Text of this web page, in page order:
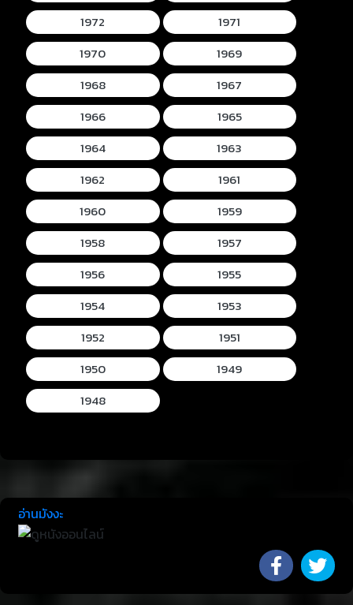
1972
1971
1970
1969
1968
1967
1966
1965
1964
1963
1962
1961
1960
1959
1958
1957
1956
1955
1954
1953
1952
1951
1950
1949
1948
อ่านมังงะ